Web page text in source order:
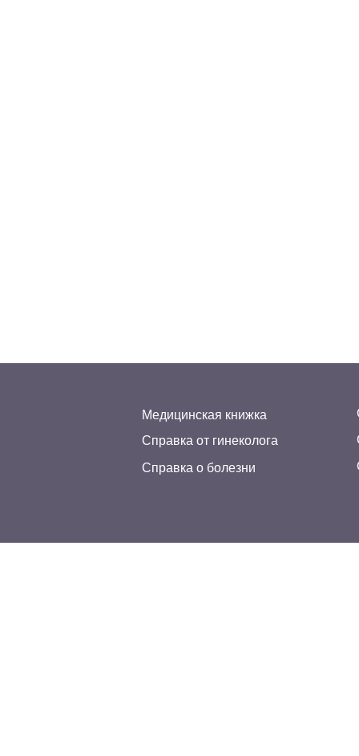
Медицинская книжка
Справка от гинеколога
Справка о болезни